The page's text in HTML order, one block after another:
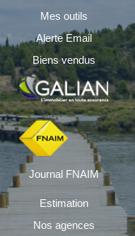
Mes outils
Alerte Email
Biens vendus
Journal FNAIM
Estimation
Nos agences